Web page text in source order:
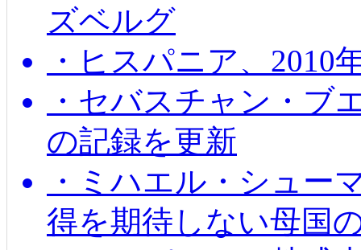
ズベルグ
・ヒスパニア、2010
・セバスチャン・ブ
の記録を更新
・ミハエル・シュー
得を期待しない母国